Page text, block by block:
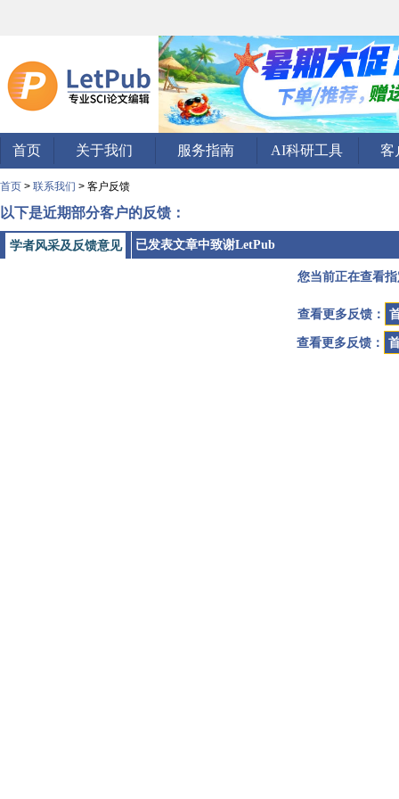
首页 关于我们 服务指南 AI科研工具 客
首页 > 联系我们 > 客户反馈
以下是近期部分客户的反馈：
学者风采及反馈意见 已发表文章中致谢LetPub
您当前正在查看
查看更多反馈：
查看更多反馈：